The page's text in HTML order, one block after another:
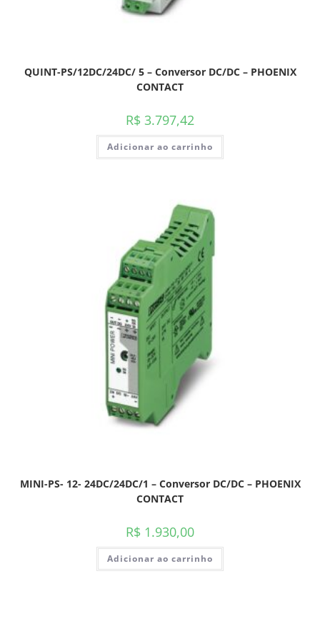
QUINT-PS/12DC/24DC/ 5 – Conversor DC/DC – PHOENIX
CONTACT
R$ 3.797,42
Adicionar ao carrinho
MINI-PS- 12- 24DC/24DC/1 – Conversor DC/DC – PHOENIX
CONTACT
R$ 1.930,00
Adicionar ao carrinho